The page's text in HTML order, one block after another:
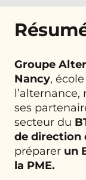
Groupe
Nancy,
l’alternance,
ses
secteur du
de direction
préparer un
la PME.